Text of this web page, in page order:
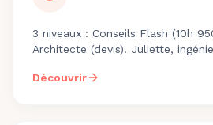
3 niveaux : Conseils Flash (10h
Architecte (devis). Juliette,
Découvrir